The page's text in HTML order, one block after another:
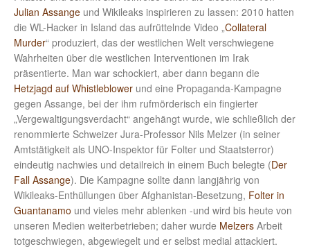
Julian Assange und Wikileaks inspirieren zu lassen: 2010 hatten
die WL-Hacker in Island das aufrüttelnde Video „Collateral
Murder“ produziert, das der westlichen Welt verschwiegene
Wahrheiten über die westlichen Interventionen im Irak
präsentierte. Man war schockiert, aber dann begann die
Hetzjagd auf Whistleblower und eine Propaganda-Kampagne
gegen Assange, bei der ihm rufmörderisch ein fingierter
„Vergewaltigungsverdacht“ angehängt wurde, wie schließlich der
renommierte Schweizer Jura-Professor Nils Melzer (in seiner
Amtstätigkeit als UNO-Inspektor für Folter und Staatsterror)
eindeutig nachwies und detailreich in einem Buch belegte (Der
Fall Assange). Die Kampagne sollte dann langjährig von
Wikileaks-Enthüllungen über Afghanistan-Besetzung, Folter in
Guantanamo und vieles mehr ablenken -und wird bis heute von
unseren Medien weiterbetrieben; daher wurde Melzers Arbeit
totgeschwiegen, abgewiegelt und er selbst medial attackiert.